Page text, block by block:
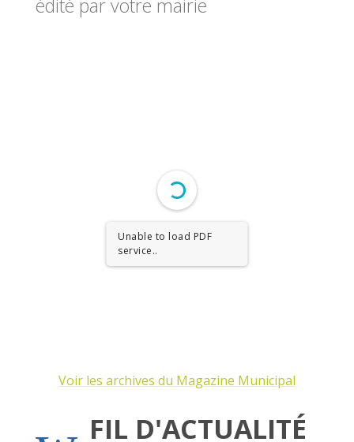
édité par votre mairie
Unable to load PDF
service..
Voir les archives du Magazine Municipal
FIL D'ACTUALITÉ